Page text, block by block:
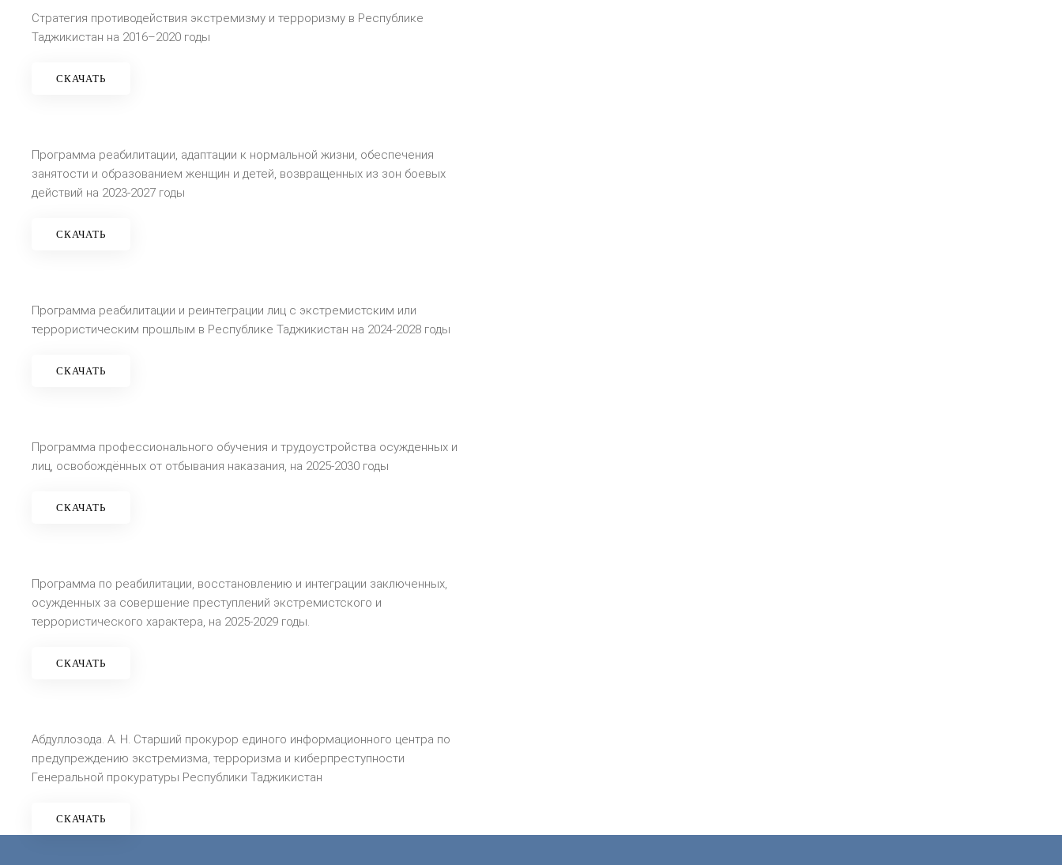
Стратегия противодействия экстремизму и терроризму в Республике
Таджикистан на 2016–2020 годы
СКАЧАТЬ
Программа реабилитации, адаптации к нормальной жизни, обеспечения
занятости и образованием женщин и детей, возвращенных из зон боевых
действий на 2023-2027 годы
СКАЧАТЬ
Программа реабилитации и реинтеграции лиц с экстремистским или
террористическим прошлым в Республике Таджикистан на 2024-2028 годы
СКАЧАТЬ
Программа профессионального обучения и трудоустройства осужденных и
лиц, освобождённых от отбывания наказания, на 2025-2030 годы
СКАЧАТЬ
Программа по реабилитации, восстановлению и интеграции заключенных,
осужденных за совершение преступлений экстремистского и
террористического характера, на 2025-2029 годы.
СКАЧАТЬ
Абдуллозода. А. Н. Старший прокурор единого информационного центра по
предупреждению экстремизма, терроризма и киберпреступности
Генеральной прокуратуры Республики Таджикистан
СКАЧАТЬ